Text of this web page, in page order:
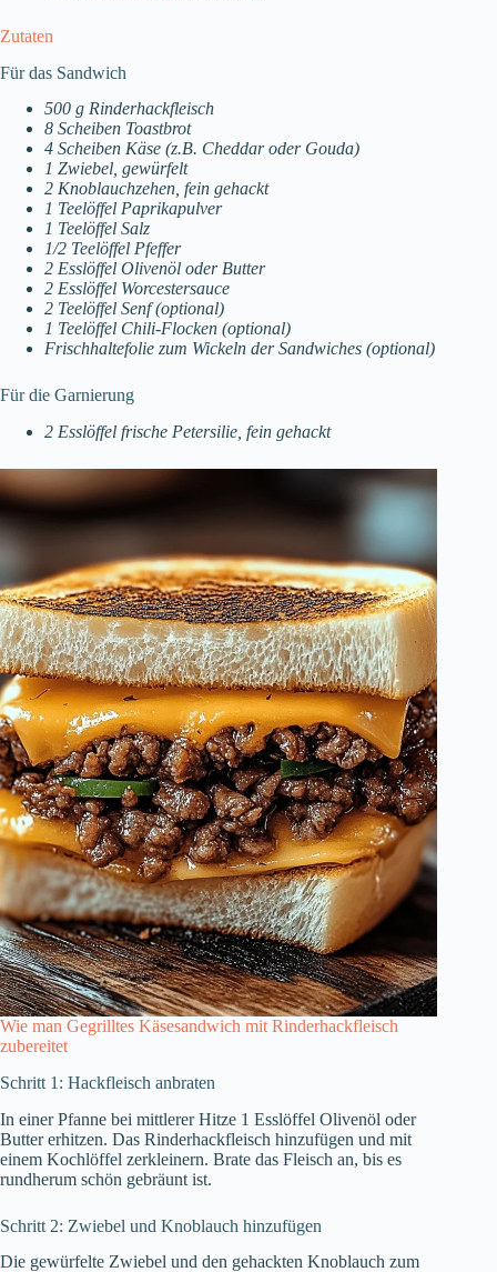
Zutaten
Für das Sandwich
500 g Rinderhackfleisch
8 Scheiben Toastbrot
4 Scheiben Käse (z.B. Cheddar oder Gouda)
1 Zwiebel, gewürfelt
2 Knoblauchzehen, fein gehackt
1 Teelöffel Paprikapulver
1 Teelöffel Salz
1/2 Teelöffel Pfeffer
2 Esslöffel Olivenöl oder Butter
2 Esslöffel Worcestersauce
2 Teelöffel Senf (optional)
1 Teelöffel Chili-Flocken (optional)
Frischhaltefolie zum Wickeln der Sandwiches (optional)
Für die Garnierung
2 Esslöffel frische Petersilie, fein gehackt
Wie man Gegrilltes Käsesandwich mit Rinderhackfleisch
zubereitet
Schritt 1: Hackfleisch anbraten
In einer Pfanne bei mittlerer Hitze 1 Esslöffel Olivenöl oder
Butter erhitzen. Das Rinderhackfleisch hinzufügen und mit
einem Kochlöffel zerkleinern. Brate das Fleisch an, bis es
rundherum schön gebräunt ist.
Schritt 2: Zwiebel und Knoblauch hinzufügen
Die gewürfelte Zwiebel und den gehackten Knoblauch zum